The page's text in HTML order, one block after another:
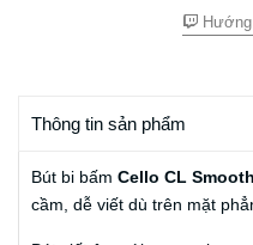
Thông tin sản phẩm
Bút bi bấm Cello CL
cầm, dễ viết dù trên mặt